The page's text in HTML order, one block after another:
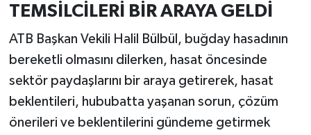
TEMSİLCİLERİ BİR ARAYA GELDİ
ATB Başkan Vekili Halil Bülbül, buğday hasadının
bereketli olmasını dilerken, hasat öncesinde
sektör paydaşlarını bir araya getirerek, hasat
beklentileri, hububatta yaşanan sorun, çözüm
önerileri ve beklentilerini gündeme getirmek